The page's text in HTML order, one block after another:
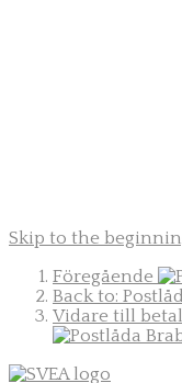
Skip to the
Föregående
Back to:
Vidare till